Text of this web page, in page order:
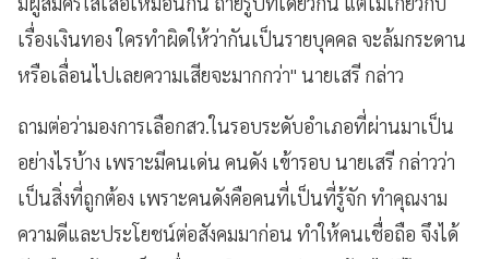
เรื่องเงินทอง ใครทำผิดให้ว่ากันเป็นรายบุคคล จะล้มกระดาน
หรือเลื่อนไปเลยความเสียจะมากกว่า" นายเสรี กล่าว
ถามต่อว่ามองการเลือกสว.ในรอบระดับอำเภอที่ผ่านมาเป็น
อย่างไรบ้าง เพราะมีคนเด่น คนดัง เข้ารอบ นายเสรี กล่าวว่า
เป็นสิ่งที่ถูกต้อง เพราะคนดังคือคนที่เป็นที่รู้จัก ทำคุณงาม
ความดีและประโยชน์ต่อสังคมมาก่อน ทำให้คนเชื่อถือ จึงได้